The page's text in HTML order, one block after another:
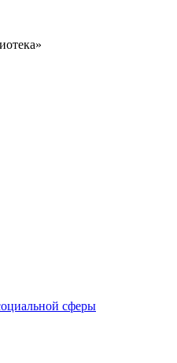
сферы